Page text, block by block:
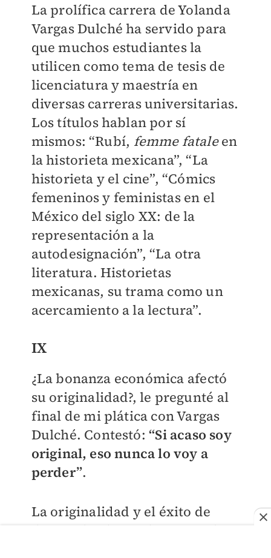
La prolífica carrera de Yolanda
Vargas Dulché ha servido para
que muchos estudiantes la
utilicen como tema de tesis de
licenciatura y maestría en
diversas carreras universitarias.
Los títulos hablan por sí
mismos: “Rubí, femme fataleen
la historieta mexicana”, “La
historieta y el cine”, “Cómics
femeninos y feministas en el
México del siglo XX: de la
representación a la
autodesignación”, “La otra
literatura. Historietas
mexicanas, su trama como un
acercamiento a la lectura”.
IX
¿La bonanza económica afectó
su originalidad?, le pregunté al
final de mi plática con Vargas
Dulché. Contestó:“Si acaso soy
original, eso nunca lo voy a
perder”.
La originalidad y el éxito de
doña Yolanda perduran en el